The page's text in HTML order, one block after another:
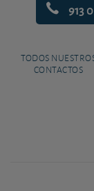
913
TODOS
CONTACTOS